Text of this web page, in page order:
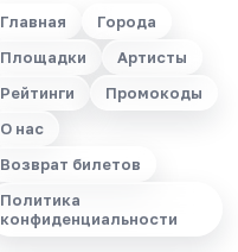
Главная
Города
Площадки
Артисты
Рейтинги
Промокоды
О нас
Возврат билетов
Политика
конфиденциальности